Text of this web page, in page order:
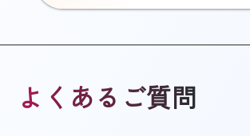
よくあるご質問